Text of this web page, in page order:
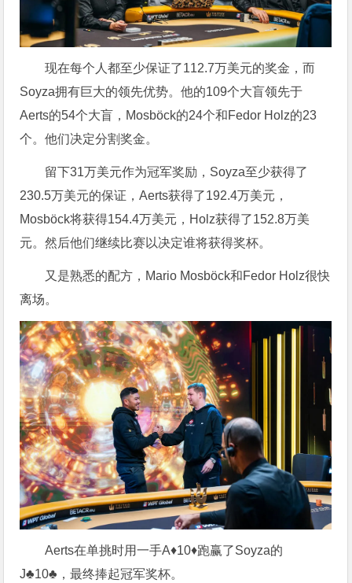
现在每个人都至少保证了112.7万美元的奖金，而
Soyza拥有巨大的领先优势。他的109个大盲领先于
Aerts的54个大盲，Mosböck的24个和Fedor Holz的23
个。他们决定分割奖金。
留下31万美元作为冠军奖励，Soyza至少获得了
230.5万美元的保证，Aerts获得了192.4万美元，
Mosböck将获得154.4万美元，Holz获得了152.8万美
元。然后他们继续比赛以决定谁将获得奖杯。
又是熟悉的配方，Mario Mosböck和Fedor Holz很快
离场。
Aerts在单挑时用一手A♦10♦跑赢了Soyza的
J♣10♣，最终捧起冠军奖杯。